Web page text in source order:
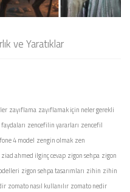
ve Yaratıklar
zayıflama zayıflamak için neler gerekli
zencefilin yararları zencefil
4 model zengin olmak zen
ziad ahmed ilginç cevap zigon sehpa zigon
zigon sehpa tasarımları zihin zihin
zomato nasıl kullanılır zomato nedir